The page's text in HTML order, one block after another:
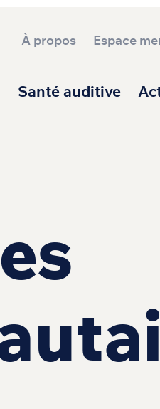
À propos Espace
Santé auditive